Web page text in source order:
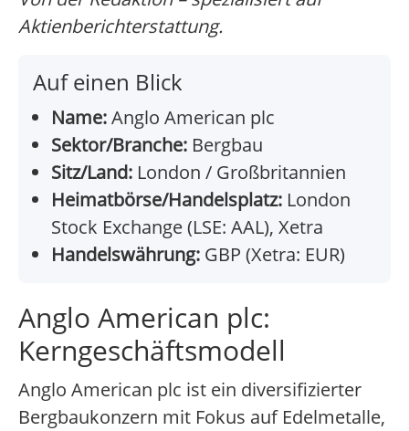
Aktienberichterstattung.
Auf einen Blick
Name:Anglo American plc
Sektor/Branche: Bergbau
Sitz/Land: London / Großbritannien
Heimatbörse/Handelsplatz: London
Stock Exchange (LSE: AAL), Xetra
Handelswährung: GBP (Xetra: EUR)
Anglo American plc:
Kerngeschäftsmodell
Anglo American plc ist ein diversifizierter
Bergbaukonzern mit Fokus auf Edelmetalle,